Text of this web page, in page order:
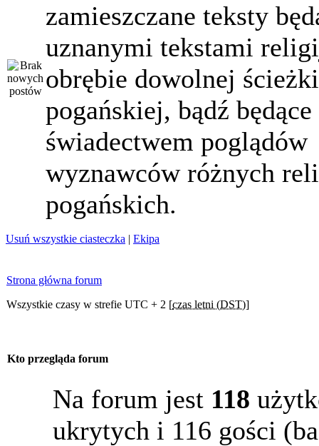
zamieszczane teksty
uznanymi tekstami
obrębie dowolnej ścieżki
pogańskiej, bądź będące
świadectwem poglądów
wyznawców różnych
pogańskich.
Usuń wszystkie ciasteczka | Ekipa
Strona główna forum
Wszystkie czasy w strefie UTC + 2 [czas letni (DST)]
Kto przegląda forum
Na forum jest 118
ukrytych i 116 gości